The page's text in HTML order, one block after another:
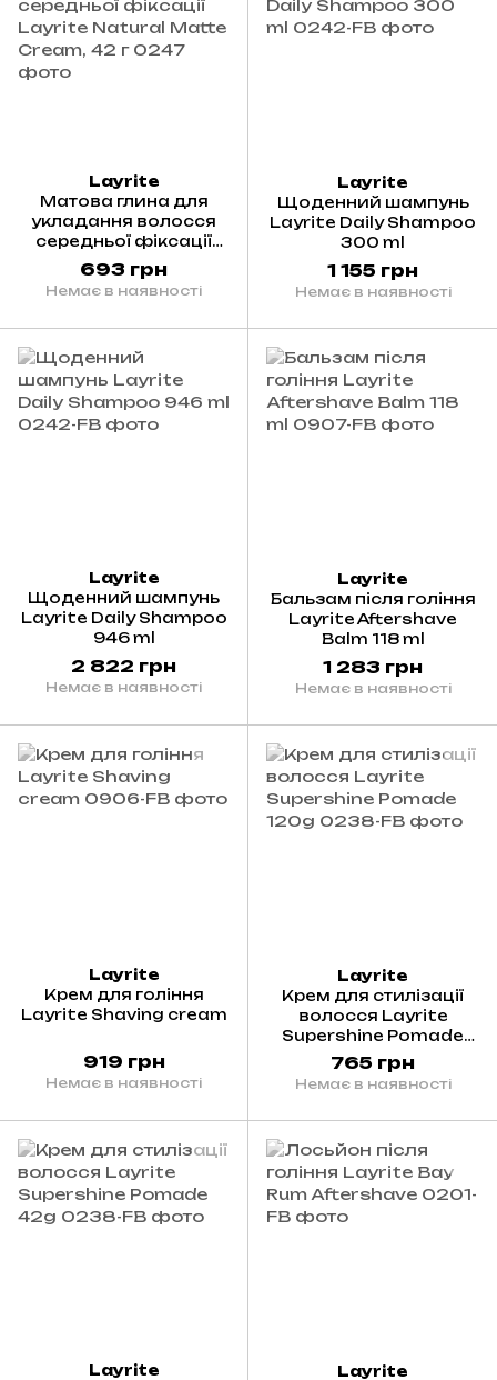
Layrite
Матова глина для
укладання волосся
середньої фіксації
Layrite Natural Matte
Cream, 42 г
693 грн
Немає в наявності
Layrite
Щоденний шампунь
Layrite Daily Shampoo
300 ml
1 155 грн
Немає в наявності
Layrite
Щоденний шампунь
Layrite Daily Shampoo
946 ml
2 822 грн
Немає в наявності
Layrite
Бальзам після гоління
Layrite Aftershave
Balm 118 ml
1 283 грн
Немає в наявності
Layrite
Крем для гоління
Layrite Shaving cream
919 грн
Немає в наявності
Layrite
Крем для стилізації
волосся Layrite
Supershine Pomade
120g
765 грн
Немає в наявності
Layrite Layrite